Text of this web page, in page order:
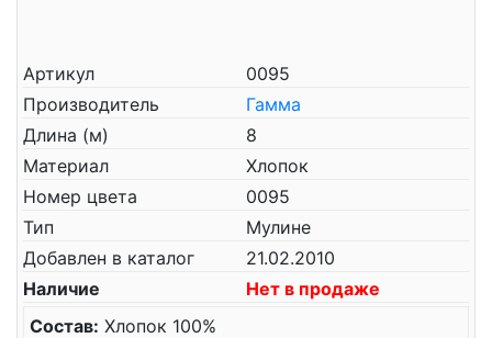
Артикул
0095
Производитель
Гамма
Длина (м)
8
Материал
Хлопок
Номер цвета
0095
Тип
Мулине
Добавлен в каталог
21.02.2010
Наличие
Нет в продаже
Состав: Хлопок 100%